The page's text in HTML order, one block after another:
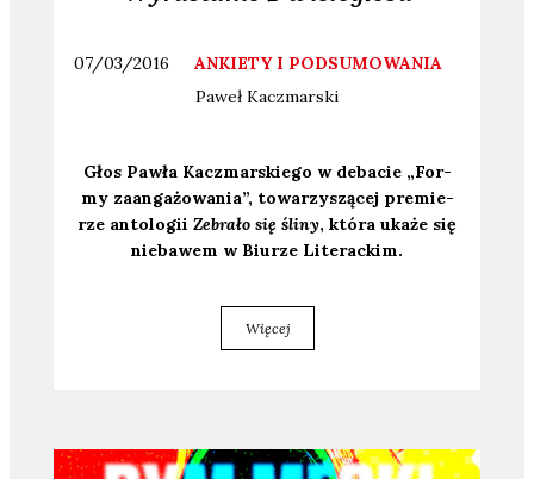
07/03/2016
ANKIETY I PODSUMOWANIA
PawełKaczmarski
Głos Paw­ła Kacz­mar­skie­go w deba­cie „For­
my zaan­ga­żo­wa­nia”, towa­rzy­szą­cej pre­mie­
rze anto­lo­gii Zebra­ło się śli­ny, któ­ra uka­że się
nie­ba­wem w Biu­rze Lite­rac­kim.
Więcej